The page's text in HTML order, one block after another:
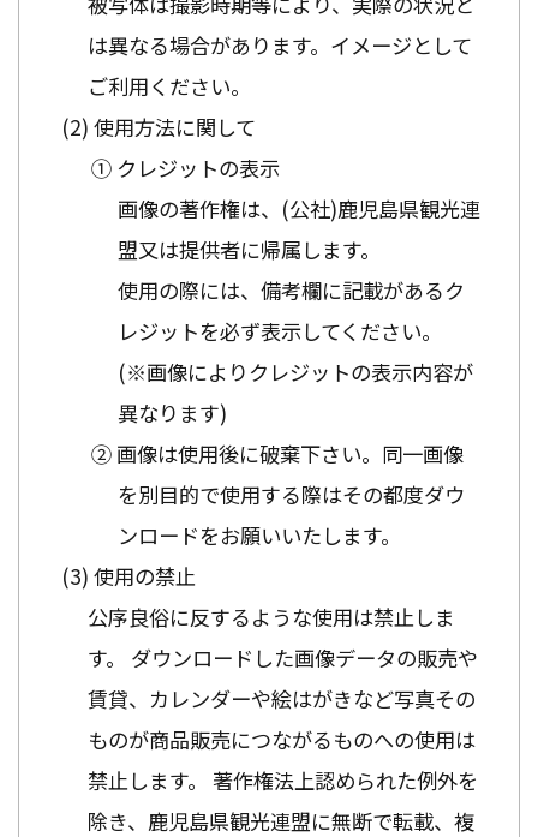
は異なる場合があります。イメージとして
ご利用ください。
使用方法に関して
① クレジットの表示
画像の著作権は、(公社)鹿児島県観光連
盟又は提供者に帰属します。
使用の際には、備考欄に記載があるク
レジットを必ず表示してください。
(※画像によりクレジットの表示内容が
異なります)
② 画像は使用後に破棄下さい。同一画像
を別目的で使用する際はその都度ダウ
ンロードをお願いいたします。
使用の禁止
公序良俗に反するような使用は禁止しま
す。 ダウンロードした画像データの販売や
賃貸、カレンダーや絵はがきなど写真その
ものが商品販売につながるものへの使用は
禁止します。 著作権法上認められた例外を
除き、鹿児島県観光連盟に無断で転載、複